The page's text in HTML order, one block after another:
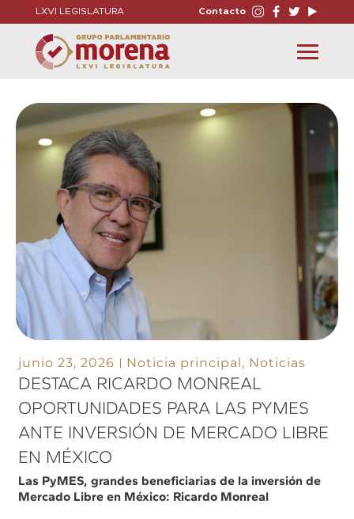
LXVI LEGISLATURA Contacto
Toggle
navigation
junio 23, 2026 Noticia principal, Noticias
DESTACA RICARDO MONREAL
OPORTUNIDADES PARA LAS PYMES
ANTE INVERSIÓN DE MERCADO LIBRE
EN MÉXICO
Las PyMES, grandes beneficiarias de la inversión de
Mercado Libre en México: Ricardo Monreal